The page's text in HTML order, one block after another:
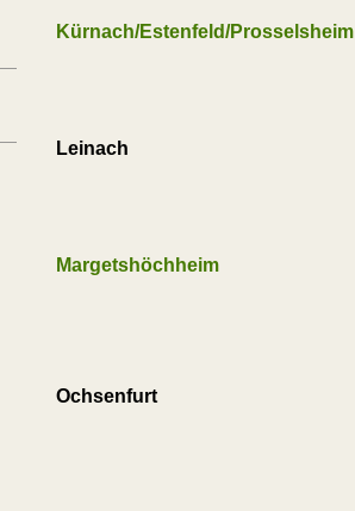
Kürnach/Estenfeld/Prosselsheim
Leinach
Margetshöchheim
Ochsenfurt